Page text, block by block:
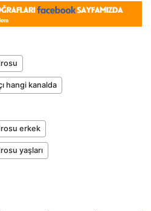
hangi kanalda
erkek
yaşları